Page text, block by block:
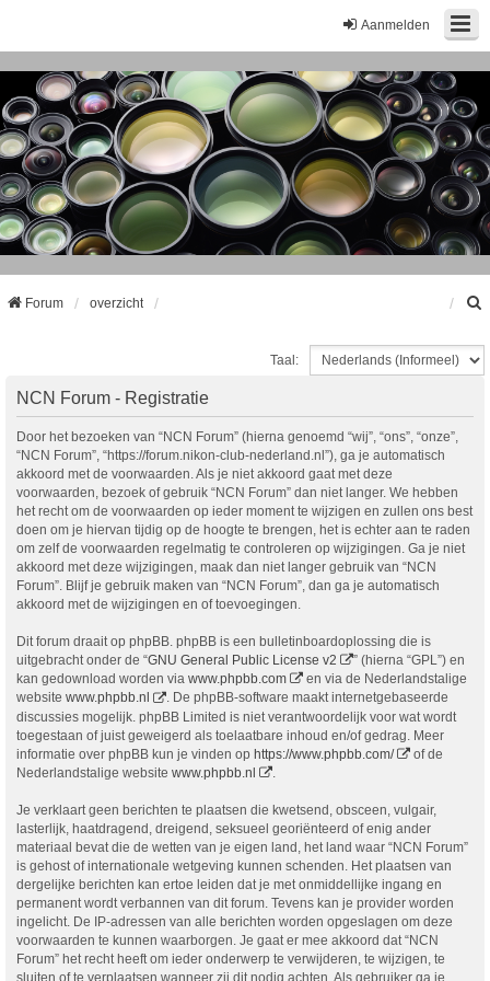
Aanmelden
Forum overzicht
Taal:
NCN Forum - Registratie
Door het bezoeken van “NCN Forum” (hierna genoemd “wij”, “ons”, “onze”,
“NCN Forum”, “https://forum.nikon-club-nederland.nl”), ga je automatisch
akkoord met de voorwaarden. Als je niet akkoord gaat met deze
voorwaarden, bezoek of gebruik “NCN Forum” dan niet langer. We hebben
het recht om de voorwaarden op ieder moment te wijzigen en zullen ons best
doen om je hiervan tijdig op de hoogte te brengen, het is echter aan te raden
om zelf de voorwaarden regelmatig te controleren op wijzigingen. Ga je niet
akkoord met deze wijzigingen, maak dan niet langer gebruik van “NCN
Forum”. Blijf je gebruik maken van “NCN Forum”, dan ga je automatisch
akkoord met de wijzigingen en of toevoegingen.
Dit forum draait op phpBB. phpBB is een bulletinboardoplossing die is
uitgebracht onder de “GNU General Public License v2
” (hierna “GPL”) en
kan gedownload worden via www.phpbb.com
en via de Nederlandstalige
website www.phpbb.nl
. De phpBB-software maakt internetgebaseerde
discussies mogelijk. phpBB Limited is niet verantwoordelijk voor wat wordt
toegestaan of juist geweigerd als toelaatbare inhoud en/of gedrag. Meer
informatie over phpBB kun je vinden op https://www.phpbb.com/
of de
Nederlandstalige website www.phpbb.nl .
Je verklaart geen berichten te plaatsen die kwetsend, obsceen, vulgair,
lasterlijk, haatdragend, dreigend, seksueel georiënteerd of enig ander
materiaal bevat die de wetten van je eigen land, het land waar “NCN Forum”
is gehost of internationale wetgeving kunnen schenden. Het plaatsen van
dergelijke berichten kan ertoe leiden dat je met onmiddellijke ingang en
permanent wordt verbannen van dit forum. Tevens kan je provider worden
ingelicht. De IP-adressen van alle berichten worden opgeslagen om deze
voorwaarden te kunnen waarborgen. Je gaat er mee akkoord dat “NCN
Forum” het recht heeft om ieder onderwerp te verwijderen, te wijzigen, te